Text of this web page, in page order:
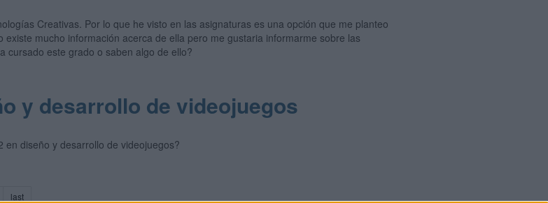
Creativas. Por lo que he visto en las asignaturas es una opción que me planteo
mucho información acerca de ella pero me gustaria informarme sobre las
cursado este grado o saben algo de ello?
y desarrollo de videojuegos
diseño y desarrollo de videojuegos?
last